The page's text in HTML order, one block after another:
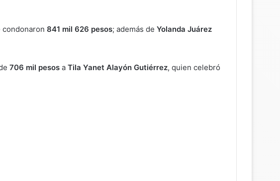
condonaron 841 mil 626 pesos; además de Yolanda Juárez
706 mil pesos a Tila Yanet Alayón Gutiérrez, quien celebró